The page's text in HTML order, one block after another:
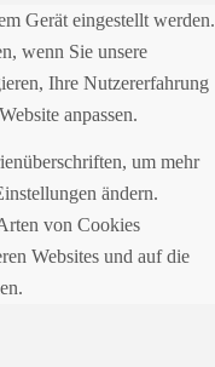
Gerät eingestellt werden.
wenn Sie unsere
Ihre Nutzererfahrung
anpassen.
um mehr
ändern.
von Cookies
Websites und auf die